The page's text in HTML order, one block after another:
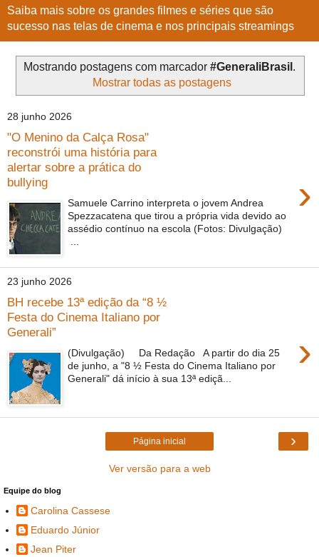
Saiba mais sobre os grandes filmes e séries que são
sucesso nas telas de cinema e nos principais streamings
Mostrando postagens com marcador #GeneraliBrasil .
Mostrar todas as postagens
28 junho 2026
"O Menino da Calça Rosa"
reconstrói uma história para
alertar sobre a prática do
bullying
›
Samuele Carrino interpreta o jovem Andrea
Spezzacatena que tirou a própria vida devido ao
assédio contínuo na escola (Fotos: Divulgação)
23 junho 2026
BH recebe 13ª edição da “8 ½
Festa do Cinema Italiano por
Generali”
›
(Divulgação) Da Redação A partir do dia 25
de junho, a "8 ½ Festa do Cinema Italiano por
Generali" dá início à sua 13ª ediçã...
›
Página inicial
Ver versão para a web
Equipe do blog
Carolina Cassese
Eduardo Júnior
Jean Piter